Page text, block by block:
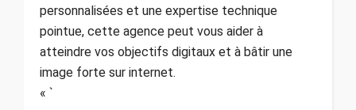
personnalisées et une expertise technique
pointue, cette agence peut vous aider à
atteindre vos objectifs digitaux et à bâtir une
image forte sur internet.
« `